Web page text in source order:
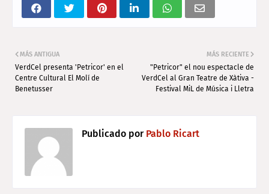
MÁS RECIENTE
"Petricor" el nou espectacle de
VerdCel al Gran Teatre de Xàtiva -
Festival MiL de Música i Lletra
MÁS ANTIGUA
VerdCel presenta 'Petricor' en el
Centre Cultural El Molí de
Benetusser
Publicado porPablo Ricart